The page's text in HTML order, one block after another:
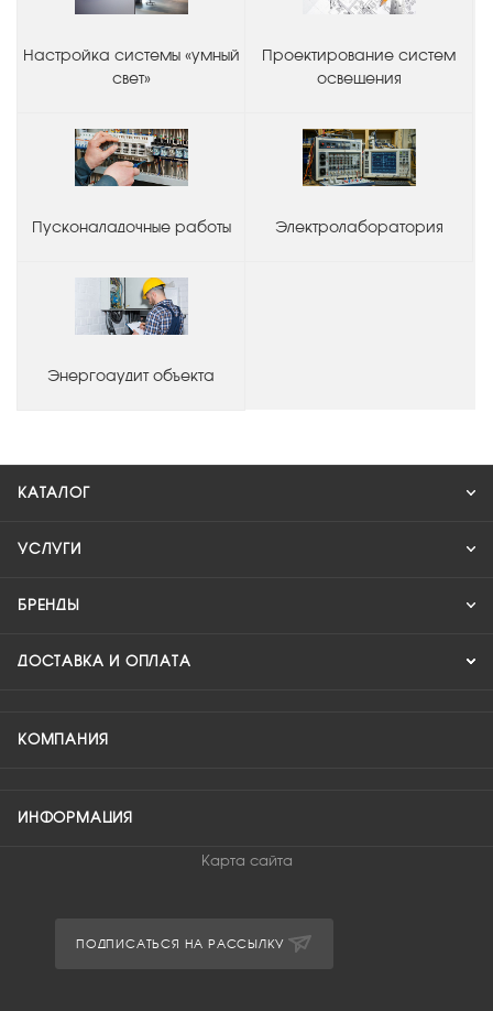
Настройка системы «умный
свет»
Проектирование систем
освещения
Пусконаладочные работы Электролаборатория
Энергоаудит объекта
КАТАЛОГ
УСЛУГИ
БРЕНДЫ
ДОСТАВКА И ОПЛАТА
КОМПАНИЯ
ИНФОРМАЦИЯ
Карта сайта
ПОДПИСАТЬСЯ НА РАССЫЛКУ